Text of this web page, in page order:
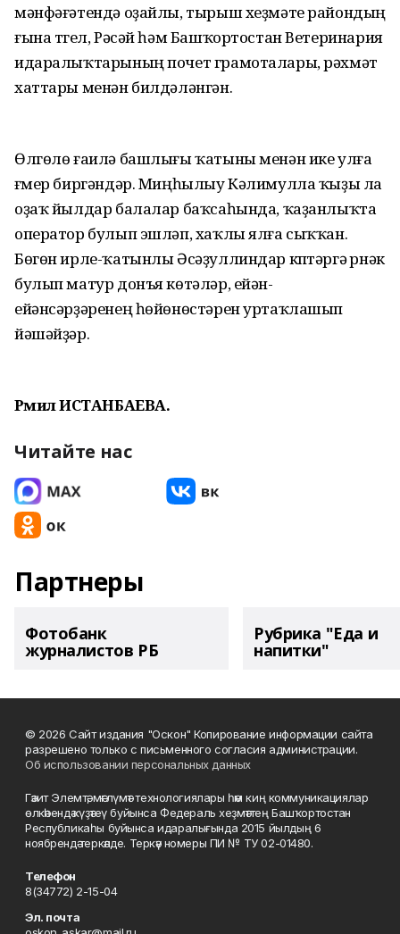
мәнфәғәтендә оҙайлы, тырыш хеҙмәте райондың
ғына түгел, Рәсәй һәм Башҡортостан Ветеринария
идаралыҡтарының почет грамоталары, рәхмәт
хаттары менән билдәләнгән.
Өлгөлө ғаилә башлығы ҡатыны менән ике улға
ғүмер биргәндәр. Миңһылыу Кәлимулла ҡыҙы ла
оҙаҡ йылдар балалар баҡсаһында, ҡаҙанлыҡта
оператор булып эшләп, хаҡлы ялға сыҡҡан.
Бөгөн ирле-ҡатынлы Әсәҙуллиндар күптәргә үрнәк
булып матур донъя көтәләр, ейән-
ейәнсәрҙәренең һөйөнөстәрен уртаҡлашып
йәшәйҙәр.
Рәмилә ИСТАНБАЕВА.
Читайте нас
Партнеры
Фотобанк
журналистов РБ
Рубрика "Еда и
напитки"
© 2026 Сайт издания "Оскон" Копирование информации сайта
разрешено только с письменного согласия администрации.
Об использовании персональных данных
Гәзит Элемтә, мәғлүмәт технологиялары һәм киң коммуникациялар
өлкәһендә күҙәтеү буйынса Федераль хеҙмәттең Башҡортостан
Республикаһы буйынса идаралығында 2015 йылдың 6
ноябрендә теркәлде. Теркәү номеры ПИ № ТУ 02-01480.
Телефон
8(34772) 2-15-04
Эл. почта